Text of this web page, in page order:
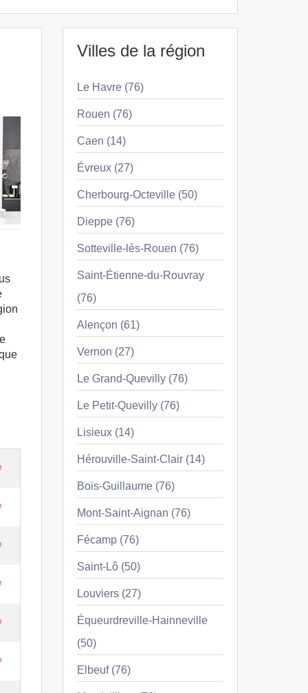
Villes de la région
Le Havre (76)
Rouen (76)
Caen (14)
Évreux (27)
Cherbourg-Octeville (50)
Dieppe (76)
Sotteville-lès-Rouen (76)
Saint-Étienne-du-Rouvray
(76)
Alençon (61)
Vernon (27)
Le Grand-Quevilly (76)
Le Petit-Quevilly (76)
Lisieux (14)
Hérouville-Saint-Clair (14)
Bois-Guillaume (76)
Mont-Saint-Aignan (76)
Fécamp (76)
Saint-Lô (50)
Louviers (27)
Équeurdreville-Hainneville
(50)
Elbeuf (76)